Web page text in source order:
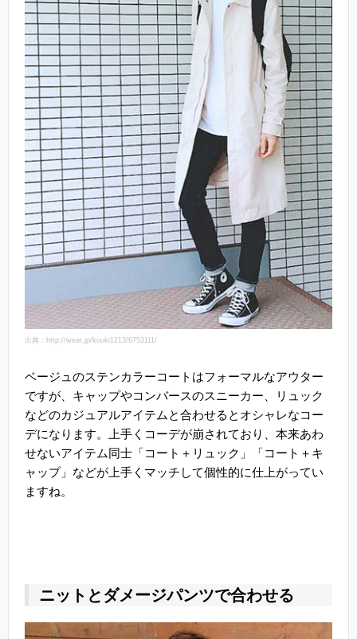
出典：http://wear.jp/kouki1213/6753111/
ベージュのステンカラーコートはフォーマルなアウター
ですが、キャップやコンバースのスニーカー、リュック
などのカジュアルアイテムと合わせるとオシャレなコー
デになります。上手くコーデが崩されており、本来あわ
せないアイテム同士「コート＋リュック」「コート＋キ
ャップ」などが上手くマッチして個性的に仕上がってい
ますね。
ニットとダメージパンツで合わせる